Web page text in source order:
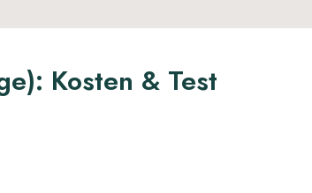
Kosten & Test